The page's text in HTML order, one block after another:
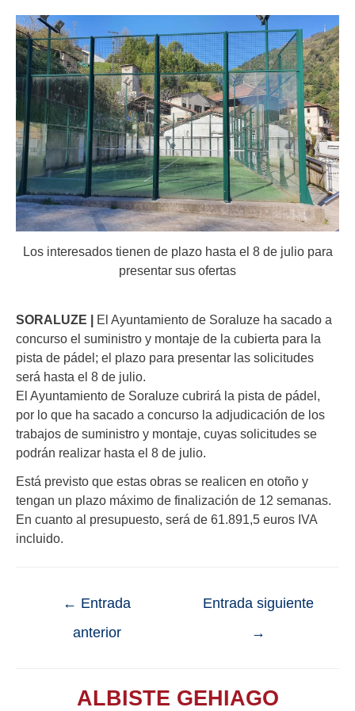
Los interesados tienen de plazo hasta el 8 de julio para
presentar sus ofertas
SORALUZE | El Ayuntamiento de Soraluze ha sacado a
concurso el suministro y montaje de la cubierta para la
pista de pádel; el plazo para presentar las solicitudes
será hasta el 8 de julio.
El Ayuntamiento de Soraluze cubrirá la pista de pádel,
por lo que ha sacado a concurso la adjudicación de los
trabajos de suministro y montaje, cuyas solicitudes se
podrán realizar hasta el 8 de julio.
Está previsto que estas obras se realicen en otoño y
tengan un plazo máximo de finalización de 12 semanas.
En cuanto al presupuesto, será de 61.891,5 euros IVA
incluido.
← Entrada
anterior
Entrada siguiente
→
ALBISTE GEHIAGO